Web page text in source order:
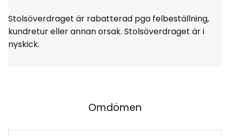
Stolsöverdraget är rabatterad pga felbeställning,
kundretur eller annan orsak. Stolsöverdraget är i
nyskick.
Omdömen